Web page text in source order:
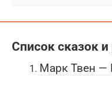
Список сказок и
Марк Твен —